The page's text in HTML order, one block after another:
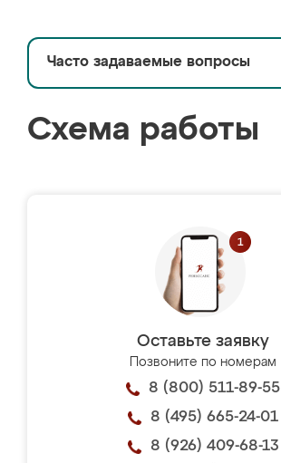
Часто задаваемые вопросы
Схема работы
Оставьте заявку
Позвоните по номерам
8 (800) 511-89-55
8 (495) 665-24-01
8 (926) 409-68-13